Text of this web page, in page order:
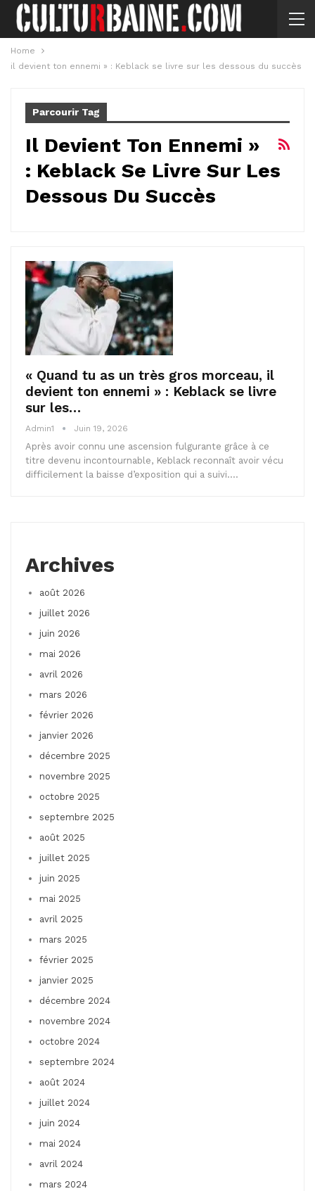
Home
il devient ton ennemi » : Keblack se livre sur les dessous du succès
Parcourir Tag
Il Devient Ton Ennemi »
: Keblack Se Livre Sur Les
Dessous Du Succès
« Quand tu as un très gros morceau, il
devient ton ennemi » : Keblack se livre
sur les…
Admin1 Juin 19, 2026
Après avoir connu une ascension fulgurante grâce à ce
titre devenu incontournable, Keblack reconnaît avoir vécu
difficilement la baisse d’exposition qui a suivi.…
Archives
août 2026
juillet 2026
juin 2026
mai 2026
avril 2026
mars 2026
février 2026
janvier 2026
décembre 2025
novembre 2025
octobre 2025
septembre 2025
août 2025
juillet 2025
juin 2025
mai 2025
avril 2025
mars 2025
février 2025
janvier 2025
décembre 2024
novembre 2024
octobre 2024
septembre 2024
août 2024
juillet 2024
juin 2024
mai 2024
avril 2024
mars 2024